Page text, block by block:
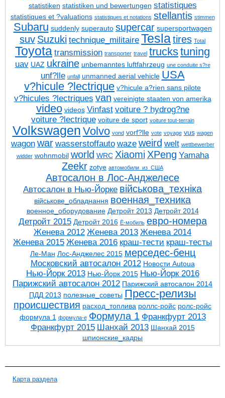
statistiken statistiken und bewertungen statistiques
statistiques et ?valuations statistiques et notations stellantis stimmen
Subaru suddenly superauto supercar supersportwagen
suv Suzuki technique_militaire Teslatires Total
Toyota transmission transporter travel truckstuning
uav UAZ ukraine unbemanntes luftfahrzeug une conduite s?re
unf?lle unfall unmanned aerial vehicle USA
v?hicule ?lectrique v?hicule a?rien sans pilote
v?hicules ?lectriques van vereinigte staaten von amerika
video videos Vinfast voiture ? hydrog?ne
voiture ?lectrique voiture de sport voiture tout-terrain
Volkswagen Volvo vond vorf?lle vote voyage vus wagen
wagon war wasserstoffauto waze weird welt wettbewerber
widder wohnmobil world WRC Xiaomi XPeng Yamaha
Zeekr zotye автомобили_из_США
Автосалон в Лос-Анджелесе
Автосалон в Нью-Йорке військова_техніка
військове_обладнання военная_техника
военное_оборудование Детройт 2013 Детройт 2014
Детройт 2015 Детройт 2016 Ё-мобиль евро-номера
Женева 2012 Женева 2013 Женева 2014
Женева 2015 Женева 2016 краш-тести краш-тесты
Ле-Ман Лос-Анджелес 2015 мерседес-бенц
Московский автосалон 2012 Новости Autoua
Нью-Йорк 2013 Нью-Йорк 2015 Нью-Йорк 2016
Парижский автосалон 2012 Парижский автосалон 2014
ПДД 2013 полезные_советы Пресс-релизы
проиcшествия расход_топлива роллс-ройс ролс-ройс
формула 1 формула-е Формула 1 Франкфурт 2013
Франкфурт 2015 Шанхай 2013 Шанхай 2015
шпионские_кадры
Карта раздела